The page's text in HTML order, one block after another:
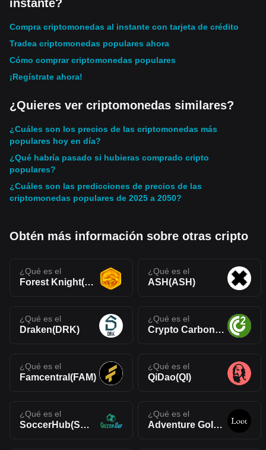
instante?
Compra criptomonedas al instante con tarjeta de crédito
Tradea criptomonedas populares ahora
Cómo comprar criptomonedas populares
¡Regístrate ahora!
¿Quieres ver criptomonedas similares?
¿Cuáles son los precios de las criptomonedas más
populares hoy en día?
¿Qué habría pasado si hubieras comprado cripto
populares?
¿Cuáles son las predicciones de precios de las
criptomonedas populares de 2025 a 2050?
Obtén más información sobre otras cripto
¿Qué es el
Forest Knight(KNIGHT)
¿Qué es el
ASH(ASH)
¿Qué es el
Draken(DRK)
¿Qué es el
Crypto Carbon Energy(CYCE)
¿Qué es el
Famcentral(FAM)
¿Qué es el
QiDao(QI)
¿Qué es el
SoccerHub(SCH)
¿Qué es el
Adventure Gold(AGLD)